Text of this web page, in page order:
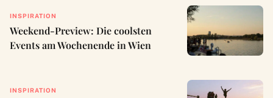
INSPIRATION
Weekend-Preview: Die coolsten
Events am Wochenende in Wien
INSPIRATION